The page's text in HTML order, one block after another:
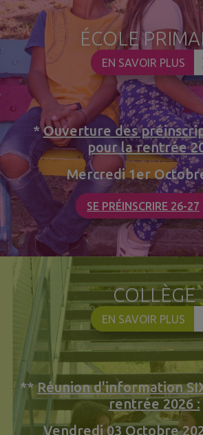
ÉCOLE
EN SAVOIR PLUS
*Ouverture des
pour la rentrée
Mercredi 1er
SE PRÉINSCRIRE 26-27
COLLÈGE
EN SAVOIR PLUS
**Réunion d'information
rentrée 2026 :
Vendredi 03 Octobre